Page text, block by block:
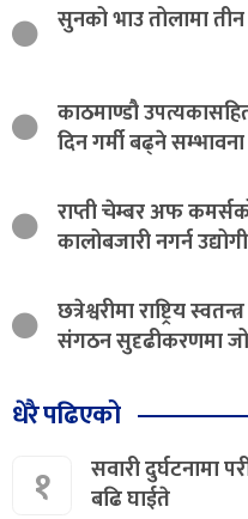
सुनको भाउ तोलामा
काठमाण्डौ
दिन गर्मी बढ्ने सम्भावना
राप्ती चेम्बर अफ
कालोबजारी नगर्न
छत्रेश्वरीमा राष्ट्रिय
संगठन सुदृढीकरणमा
धेरै पढिएको
१
सवारी दुर्घटनामा
बढि घाईते